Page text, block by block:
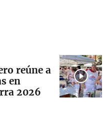
reúne a
en
2026